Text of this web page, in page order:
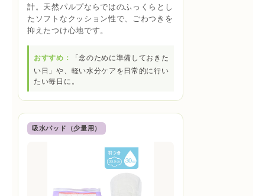
計。天然パルプならではのふっくらとし
たソフトなクッション性で、ごわつきを
抑えたつけ心地です。
おすすめ：
「念のために準備しておきた
い日」や、軽い水分ケアを日常的に行い
たい毎日に。
吸水パッド（少量用）